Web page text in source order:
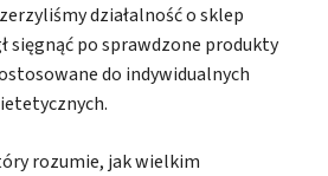
działalność o sklep
sięgnąć po sprawdzone produkty
do indywidualnych
rozumie, jak wielkim